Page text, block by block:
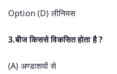
Option (D) लीनियस
3.बीज किससे विकसित होता है ?
(A) अण्डाशयों से